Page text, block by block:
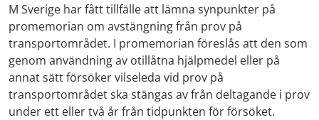
M Sverige har fått tillfälle att lämna synpunkter på
promemorian om avstängning från prov på
transportområdet. I promemorian föreslås att den som
genom användning av otillåtna hjälpmedel eller på
annat sätt försöker vilseleda vid prov på
transportområdet ska stängas av från deltagande i prov
under ett eller två år från tidpunkten för försöket.